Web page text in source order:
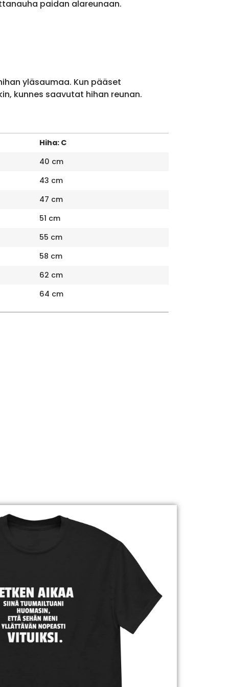
paidan alareunaan.
yläsaumaa. Kun pääset
kunnes saavutat hihan reunan.
Hiha: C
40 cm
43 cm
47 cm
51 cm
55 cm
58 cm
62 cm
64 cm